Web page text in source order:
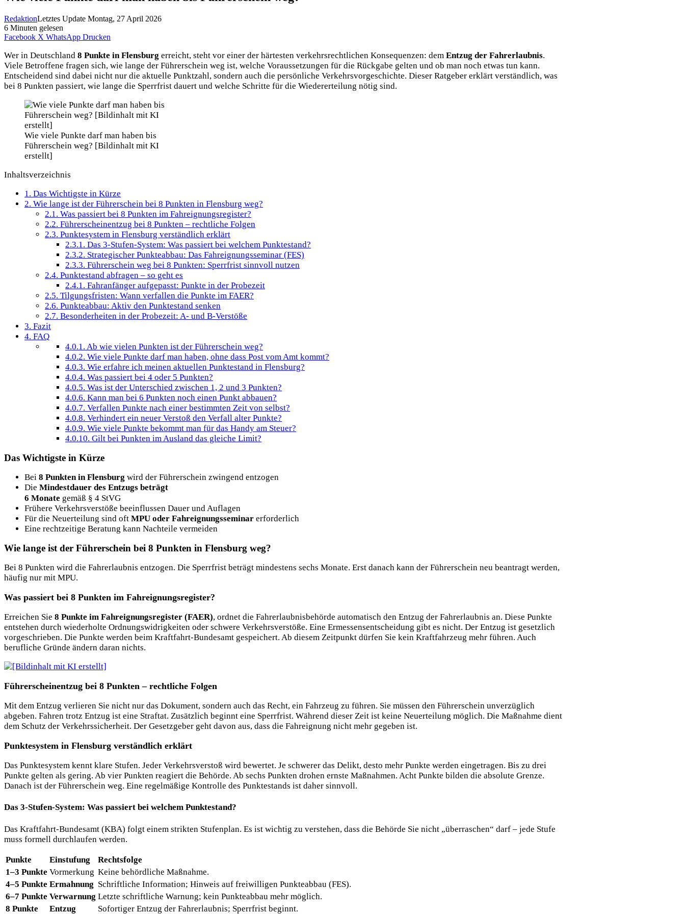
RedaktionLetztes Update Montag, 27 April 2026
6 Minuten gelesen
Facebook X WhatsApp Drucken
Wer in Deutschland 8 Punkte in Flensburg erreicht, steht vor einer der härtesten verkehrsrechtlichen Konsequenzen: dem Entzug der Fahrerlaubnis.
Viele Betroffene fragen sich, wie lange der Führerschein weg ist, welche Voraussetzungen für die Rückgabe gelten und ob man noch etwas tun kann.
Entscheidend sind dabei nicht nur die aktuelle Punktzahl, sondern auch die persönliche Verkehrsvorgeschichte. Dieser Ratgeber erklärt verständlich, was
bei 8 Punkten passiert, wie lange die Sperrfrist dauert und welche Schritte für die Wiedererteilung nötig sind.
Wie viele Punkte darf man haben bis
Führerschein weg? [Bildinhalt mit KI
erstellt]
Inhaltsverzeichnis
1. Das Wichtigste in Kürze
2. Wie lange ist der Führerschein bei 8 Punkten in Flensburg weg?
2.1. Was passiert bei 8 Punkten im Fahreignungsregister?
2.2. Führerscheinentzug bei 8 Punkten – rechtliche Folgen
2.3. Punktesystem in Flensburg verständlich erklärt
2.3.1. Das 3-Stufen-System: Was passiert bei welchem Punktestand?
2.3.2. Strategischer Punkteabbau: Das Fahreignungsseminar (FES)
2.3.3. Führerschein weg bei 8 Punkten: Sperrfrist sinnvoll nutzen
2.4. Punktestand abfragen – so geht es
2.4.1. Fahranfänger aufgepasst: Punkte in der Probezeit
2.5. Tilgungsfristen: Wann verfallen die Punkte im FAER?
2.6. Punkteabbau: Aktiv den Punktestand senken
2.7. Besonderheiten in der Probezeit: A- und B-Verstöße
3. Fazit
4. FAQ
4.0.1. Ab wie vielen Punkten ist der Führerschein weg?
4.0.2. Wie viele Punkte darf man haben, ohne dass Post vom Amt kommt?
4.0.3. Wie erfahre ich meinen aktuellen Punktestand in Flensburg?
4.0.4. Was passiert bei 4 oder 5 Punkten?
4.0.5. Was ist der Unterschied zwischen 1, 2 und 3 Punkten?
4.0.6. Kann man bei 6 Punkten noch einen Punkt abbauen?
4.0.7. Verfallen Punkte nach einer bestimmten Zeit von selbst?
4.0.8. Verhindert ein neuer Verstoß den Verfall alter Punkte?
4.0.9. Wie viele Punkte bekommt man für das Handy am Steuer?
4.0.10. Gilt bei Punkten im Ausland das gleiche Limit?
Das Wichtigste in Kürze
Bei 8 Punkten in Flensburg wird der Führerschein zwingend entzogen
Die Mindestdauer des Entzugs beträgt
6 Monate gemäß § 4 StVG
Frühere Verkehrsverstöße beeinflussen Dauer und Auflagen
Für die Neuerteilung sind oft MPU oder Fahreignungsseminar erforderlich
Eine rechtzeitige Beratung kann Nachteile vermeiden
Wie lange ist der Führerschein bei 8 Punkten in Flensburg weg?
Bei 8 Punkten wird die Fahrerlaubnis entzogen. Die Sperrfrist beträgt mindestens sechs Monate. Erst danach kann der Führerschein neu beantragt werden,
häufig nur mit MPU.
Was passiert bei 8 Punkten im Fahreignungsregister?
Erreichen Sie 8 Punkte im Fahreignungsregister (FAER), ordnet die Fahrerlaubnisbehörde automatisch den Entzug der Fahrerlaubnis an. Diese Punkte
entstehen durch wiederholte Ordnungswidrigkeiten oder schwere Verkehrsverstöße. Eine Ermessensentscheidung gibt es nicht. Der Entzug ist gesetzlich
vorgeschrieben. Die Punkte werden beim Kraftfahrt-Bundesamt gespeichert. Ab diesem Zeitpunkt dürfen Sie kein Kraftfahrzeug mehr führen. Auch
berufliche Gründe ändern daran nichts.
Führerscheinentzug bei 8 Punkten – rechtliche Folgen
Mit dem Entzug verlieren Sie nicht nur das Dokument, sondern auch das Recht, ein Fahrzeug zu führen. Sie müssen den Führerschein unverzüglich
abgeben. Fahren trotz Entzug ist eine Straftat. Zusätzlich beginnt eine Sperrfrist. Während dieser Zeit ist keine Neuerteilung möglich. Die Maßnahme dient
dem Schutz der Verkehrssicherheit. Der Gesetzgeber geht davon aus, dass die Fahreignung nicht mehr gegeben ist.
Punktesystem in Flensburg verständlich erklärt
Das Punktesystem kennt klare Stufen. Jeder Verkehrsverstoß wird bewertet. Je schwerer das Delikt, desto mehr Punkte werden eingetragen. Bis zu drei
Punkte gelten als gering. Ab vier Punkten reagiert die Behörde. Ab sechs Punkten drohen ernste Maßnahmen. Acht Punkte bilden die absolute Grenze.
Danach ist der Führerschein weg. Eine regelmäßige Kontrolle des Punktestands ist daher sinnvoll.
Das 3-Stufen-System: Was passiert bei welchem Punktestand?
Das Kraftfahrt-Bundesamt (KBA) folgt einem strikten Stufenplan. Es ist wichtig zu verstehen, dass die Behörde Sie nicht „überraschen“ darf – jede Stufe
muss formell durchlaufen werden.
Punkte Einstufung
Rechtsfolge
1–3 Punkte Vormerkung Keine behördliche Maßnahme.
4–5 Punkte Ermahnung Schriftliche Information; Hinweis auf freiwilligen Punkteabbau (FES).
6–7 Punkte Verwarnung Letzte schriftliche Warnung; kein Punkteabbau mehr möglich.
8 Punkte
Entzug Sofortiger Entzug der Fahrerlaubnis; Sperrfrist beginnt.